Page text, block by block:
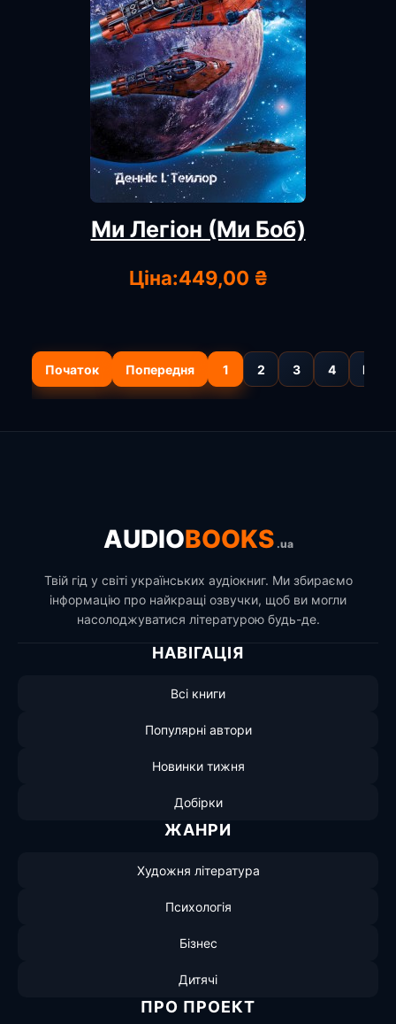
Ми Легіон (Ми Боб)
Ціна:449,00 ₴
Початок Попередня 1 2 3 4
AUDIOBOOKS .ua
Твій гід у світі українських аудіокниг. Ми збираємо
інформацію про найкращі озвучки, щоб ви могли
насолоджуватися літературою будь-де.
НАВІГАЦІЯ
Всі книги
Популярні автори
Новинки тижня
Добірки
ЖАНРИ
Художня література
Психологія
Бізнес
Дитячі
ПРО ПРОЕКТ